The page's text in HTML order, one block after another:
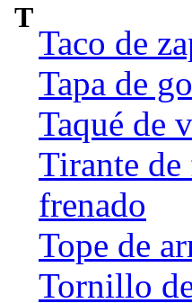
T
Taco de
Tapa de
Taqué de
Tirante de
frenado
Tope de
Tornillo